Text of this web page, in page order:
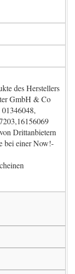
des Herstellers
GmbH & Co
Drittanbietern
bei einer Now!-